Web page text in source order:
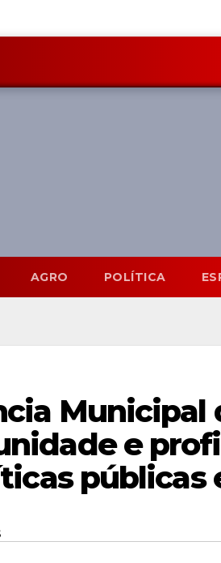
AGRO POLÍTICA
Municipal
e
públicas